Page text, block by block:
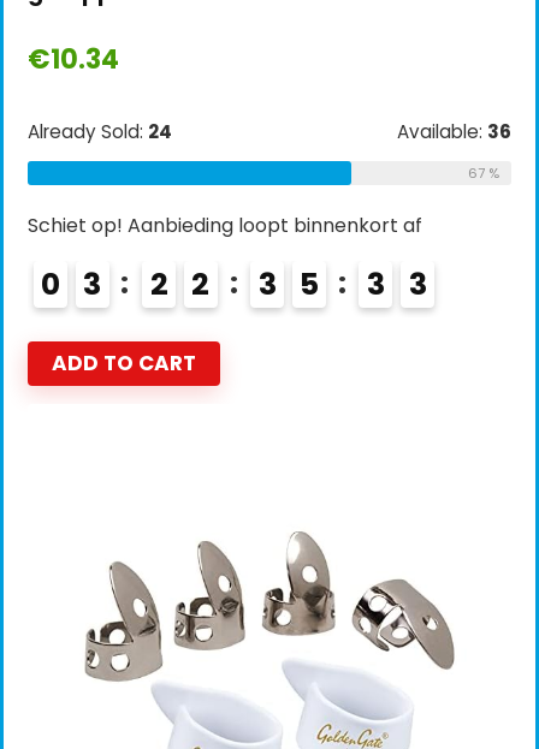
€10.34
Already Sold: 24 Available: 36
67 %
Schiet op! Aanbieding loopt binnenkort af
0 3 2 2 3 5 3 2
ADD TO CART